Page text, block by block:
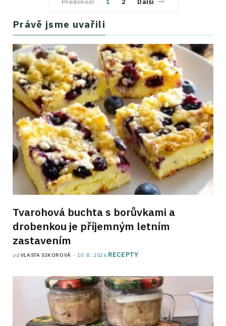
Předchozí 1 2 Další
Právě jsme uvařili
Tvarohová buchta s borůvkami a
drobenkou je příjemným letním
zastavením
odVLASTA SIKOROVÁ 10. 8. 2026 RECEPTY